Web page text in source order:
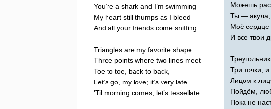
You’re a shark and I’m swimming
My heart still thumps as I bleed
And all your friends come sniffing
Triangles are my favorite shape
Three points where two lines meet
Toe to toe back to back
Let’s go my love; it’s very late
'Til morning comes let’s tessellate
Можешь
Ты — акула,
Моё сердце
И все твои
Три точки,
Лицом к
Пойдём,
Пока не